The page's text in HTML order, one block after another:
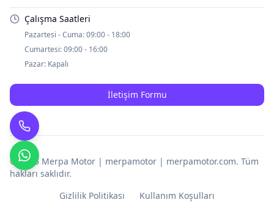
Çalışma Saatleri
Pazartesi - Cuma:09:00 - 18:00
Cumartesi:09:00 - 16:00
Pazar: Kapalı
İletişim Formu
© 2025 Merpa Motor | merpamotor | merpamotor.com. Tüm
hakları saklıdır.
Gizlilik Politikası
Kullanım Koşulları